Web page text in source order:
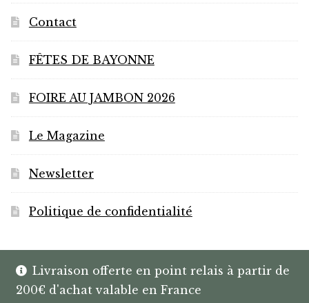
Livraison offerte en point relais à partir de
200€ d'achat valable en France
Contact
FÊTES DE BAYONNE
FOIRE AU JAMBON 2026
Le Magazine
Newsletter
Politique de confidentialité
© HANNIBAL | CAVISTE À BAYONNE |